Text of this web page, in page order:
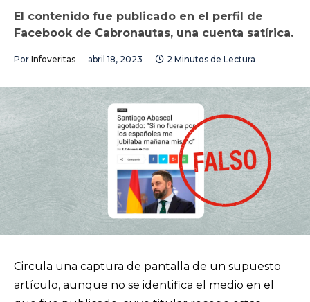
El contenido fue publicado en el perfil de
Facebook de Cabronautas, una cuenta satírica.
Por Infoveritas abril 18, 2023 2 Minutos de Lectura
Circula una captura de pantalla de un supuesto
artículo, aunque no se identifica el medio en el